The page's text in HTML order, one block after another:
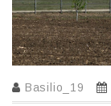
Basilio_19